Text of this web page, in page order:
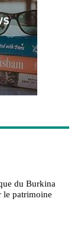
du Burkina
le patrimoine